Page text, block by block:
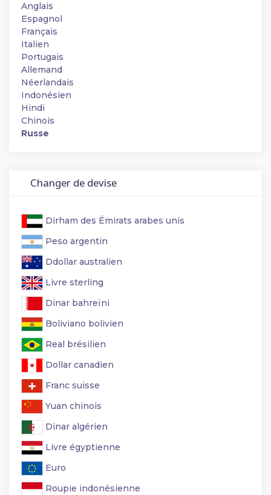
Anglais
Espagnol
Français
Italien
Portugais
Allemand
Néerlandais
Indonésien
Hindi
Chinois
Russe
Changer de devise
Dirham des Émirats arabes unis
Peso argentin
Ddollar australien
Livre sterling
Dinar bahreïni
Boliviano bolivien
Real brésilien
Dollar canadien
Franc suisse
Yuan chinois
Dinar algérien
Livre égyptienne
Euro
Roupie indonésienne